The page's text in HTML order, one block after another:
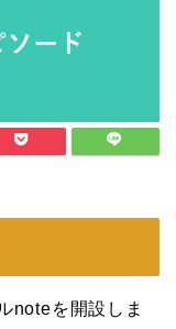
noteを開設しま